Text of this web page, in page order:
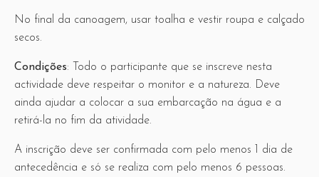
No final da canoagem, usar toalha e vestir roupa e calçado
secos.
Condições: Todo o participante que se inscreve nesta
actividade deve respeitar o monitor e a natureza. Deve
ainda ajudar a colocar a sua embarcação na água e a
retirá-la no fim da atividade.
A inscrição deve ser confirmada com pelo menos 1 dia de
antecedência e só se realiza com pelo menos 6 pessoas.